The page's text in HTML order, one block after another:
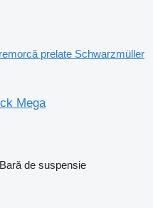
prelate Schwarzmüller
Mega
Bară de suspensie